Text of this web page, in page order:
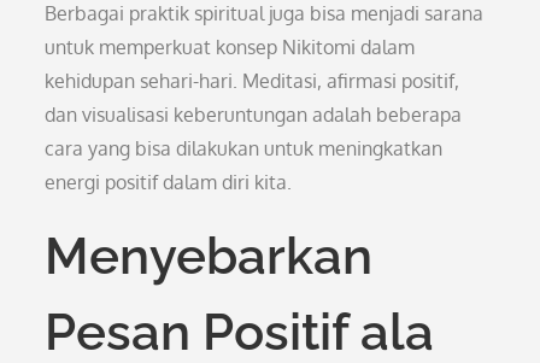
Berbagai praktik spiritual juga bisa menjadi sarana
untuk memperkuat konsep Nikitomi dalam
kehidupan sehari-hari. Meditasi, afirmasi positif,
dan visualisasi keberuntungan adalah beberapa
cara yang bisa dilakukan untuk meningkatkan
energi positif dalam diri kita.
Menyebarkan
Pesan Positif ala